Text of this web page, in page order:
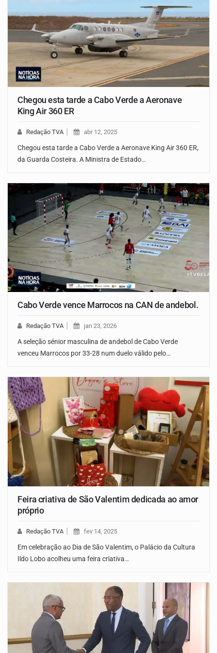
Chegou esta tarde a Cabo Verde a Aeronave
King Air 360 ER
Redação TVA abr 12, 2025
Chegou esta tarde a Cabo Verde a Aeronave King Air 360 ER,
da Guarda Costeira. A Ministra de Estado…
Cabo Verde vence Marrocos na CAN de andebol.
Redação TVA jan 23, 2026
A seleção sénior masculina de andebol de Cabo Verde
venceu Marrocos por 33-28 num duelo válido pelo…
Feira criativa de São Valentim dedicada ao amor
próprio
Redação TVA fev 14, 2025
Em celebração ao Dia de São Valentim, o Palácio da Cultura
Ildo Lobo acolheu uma feira criativa…